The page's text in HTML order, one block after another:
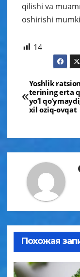
qilishi va
oshirishi
14
по
записям
Yoshlik
terining erta
yo‘l
xil oziq-ovqat
Похожая